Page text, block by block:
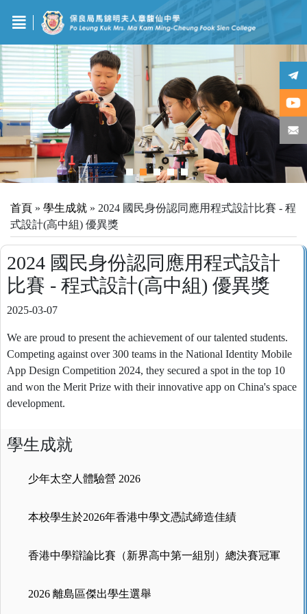
首頁 » 學生成就 » 2024 國民身份認同應用程式設計比賽 - 程
式設計(高中組) 優異獎
2024 國民身份認同應用程式設計
比賽 - 程式設計(高中組) 優異獎
2025-03-07
We are proud to present the achievement of our talented students.
Competing against over 300 teams in the National Identity Mobile
App Design Competition 2024, they secured a spot in the top 10
and won the Merit Prize with their innovative app on China's space
development.
學生成就
少年太空人體驗營 2026
本校學生於2026年香港中學文憑試締造佳績
香港中學辯論比賽（新界高中第一組別）總決賽冠軍
2026 離島區傑出學生選舉